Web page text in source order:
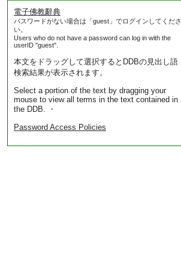
電子佛教辭典
パスワードがない場合は「guest」でログインしてくださ
い。
Users who do not have a password can log in with the
userID "guest".
本文をドラッグして選択するとDDBの見出し語
検索結果が表示されます。
Select a portion of the text by dragging your
mouse to view all terms in the text contained in
the DDB. ・
Password Access Policies